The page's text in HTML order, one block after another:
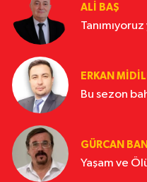
ALI BAŞ
ERKAN
Bu sezon
GÜRCAN
Yaşam ve